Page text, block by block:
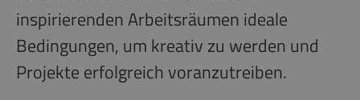
inspirierenden Arbeitsräumen ideale
Bedingungen, um kreativ zu werden und
Projekte erfolgreich voranzutreiben.